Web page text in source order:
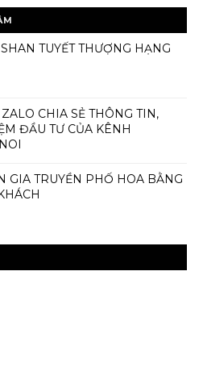
TUYẾT THƯỢNG HẠNG
CHIA SẺ THÔNG TIN,
ĐẦU TƯ CỦA KÊNH
GIA TRUYỀN PHỐ HOA BẰNG